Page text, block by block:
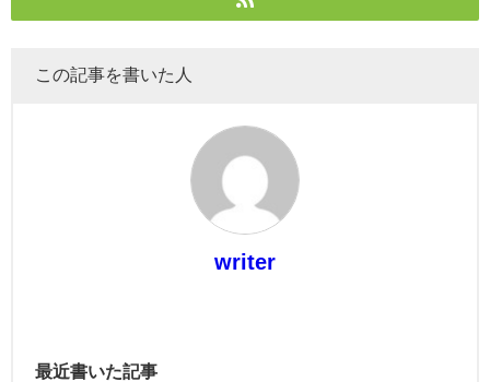
この記事を書いた人
writer
最近書いた記事